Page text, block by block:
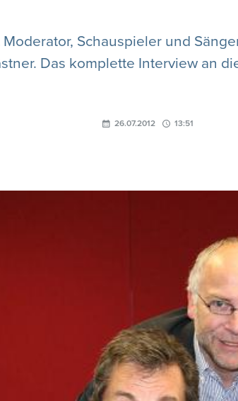
Schauspieler und
Das komplette Interview an
26.07.2012 13:51